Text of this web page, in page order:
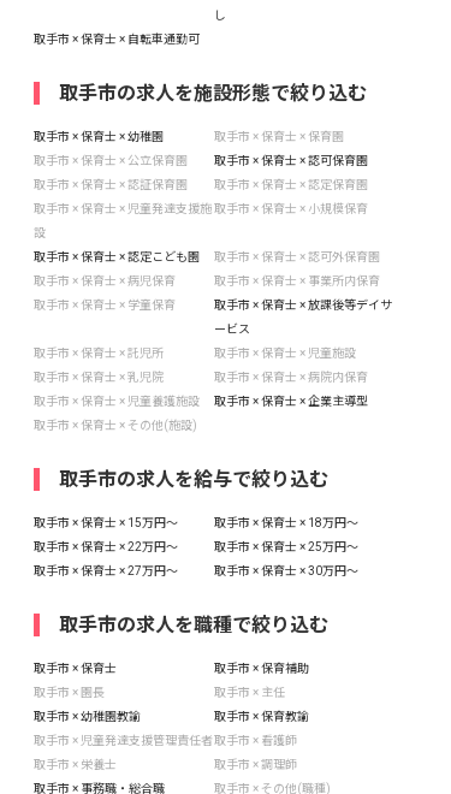
し
取手市 × 保育士 × 自転車通勤可
取手市の求人を施設形態で絞り込む
取手市 × 保育士 × 幼稚園
取手市 × 保育士 × 保育園
取手市 × 保育士 × 公立保育園
取手市 × 保育士 × 認可保育園
取手市 × 保育士 × 認証保育園
取手市 × 保育士 × 認定保育園
取手市 × 保育士 × 児童発達支援施
設
取手市 × 保育士 × 小規模保育
取手市 × 保育士 × 認定こども園
取手市 × 保育士 × 認可外保育園
取手市 × 保育士 × 病児保育
取手市 × 保育士 × 事業所内保育
取手市 × 保育士 × 学童保育
取手市 × 保育士 × 放課後等デイサ
ービス
取手市 × 保育士 × 託児所
取手市 × 保育士 × 児童施設
取手市 × 保育士 × 乳児院
取手市 × 保育士 × 病院内保育
取手市 × 保育士 × 児童養護施設
取手市 × 保育士 × 企業主導型
取手市 × 保育士 × その他(施設)
取手市の求人を給与で絞り込む
取手市 × 保育士 × 15万円〜
取手市 × 保育士 × 18万円〜
取手市 × 保育士 × 22万円〜
取手市 × 保育士 × 25万円〜
取手市 × 保育士 × 27万円〜
取手市 × 保育士 × 30万円〜
取手市の求人を職種で絞り込む
取手市 × 保育士
取手市 × 保育補助
取手市 × 園長
取手市 × 主任
取手市 × 幼稚園教諭
取手市 × 保育教諭
取手市 × 児童発達支援管理責任者取手市 × 看護師
取手市 × 栄養士
取手市 × 調理師
取手市 × 事務職・総合職
取手市 × その他(職種)